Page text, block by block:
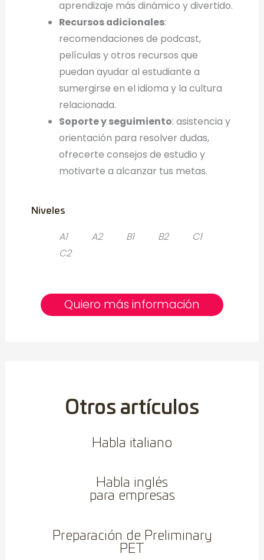
aprendizaje más dinámico y divertido.
Recursos adicionales:
recomendaciones de podcast,
películas y otros recursos que
puedan ayudar al estudiante a
sumergirse en el idioma y la cultura
relacionada.
Soporte y seguimiento: asistencia y
orientación para resolver dudas,
ofrecerte consejos de estudio y
motivarte a alcanzar tus metas.
Niveles
A1 A2 B1 B2
C1
C2
Quiero más información
Otros artículos
Habla italiano
Habla inglés
para empresas
Preparación de Preliminary
PET